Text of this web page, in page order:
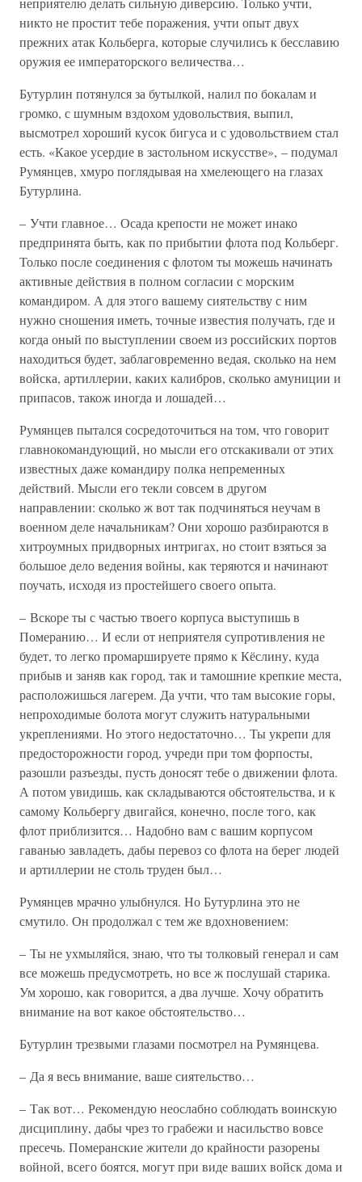
никто не простит тебе поражения, учти опыт двух
прежних атак Кольберга, которые случились к бесславию
оружия ее императорского величества…
Бутурлин потянулся за бутылкой, налил по бокалам и
громко, с шумным вздохом удовольствия, выпил,
высмотрел хороший кусок бигуса и с удовольствием стал
есть. «Какое усердие в застольном искусстве», – подумал
Румянцев, хмуро поглядывая на хмелеющего на глазах
Бутурлина.
– Учти главное… Осада крепости не может инако
предпринята быть, как по прибытии флота под Кольберг.
Только после соединения с флотом ты можешь начинать
активные действия в полном согласии с морским
командиром. А для этого вашему сиятельству с ним
нужно сношения иметь, точные известия получать, где и
когда оный по выступлении своем из российских портов
находиться будет, заблаговременно ведая, сколько на нем
войска, артиллерии, каких калибров, сколько амуниции и
припасов, також иногда и лошадей…
Румянцев пытался сосредоточиться на том, что говорит
главнокомандующий, но мысли его отскакивали от этих
известных даже командиру полка непременных
действий. Мысли его текли совсем в другом
направлении: сколько ж вот так подчиняться неучам в
военном деле начальникам? Они хорошо разбираются в
хитроумных придворных интригах, но стоит взяться за
большое дело ведения войны, как теряются и начинают
поучать, исходя из простейшего своего опыта.
– Вскоре ты с частью твоего корпуса выступишь в
Померанию… И если от неприятеля супротивления не
будет, то легко промаршируете прямо к Кёслину, куда
прибыв и заняв как город, так и тамошние крепкие места,
расположишься лагерем. Да учти, что там высокие горы,
непроходимые болота могут служить натуральными
укреплениями. Но этого недостаточно… Ты укрепи для
предосторожности город, учреди при том форпосты,
разошли разъезды, пусть доносят тебе о движении флота.
А потом увидишь, как складываются обстоятельства, и к
самому Кольбергу двигайся, конечно, после того, как
флот приблизится… Надобно вам с вашим корпусом
гаванью завладеть, дабы перевоз со флота на берег людей
и артиллерии не столь труден был…
Румянцев мрачно улыбнулся. Но Бутурлина это не
смутило. Он продолжал с тем же вдохновением:
– Ты не ухмыляйся, знаю, что ты толковый генерал и сам
все можешь предусмотреть, но все ж послушай старика.
Ум хорошо, как говорится, а два лучше. Хочу обратить
внимание на вот какое обстоятельство…
Бутурлин трезвыми глазами посмотрел на Румянцева.
– Да я весь внимание, ваше сиятельство…
– Так вот… Рекомендую неослабно соблюдать воинскую
дисциплину, дабы чрез то грабежи и насильство вовсе
пресечь. Померанские жители до крайности разорены
войной, всего боятся, могут при виде ваших войск дома и